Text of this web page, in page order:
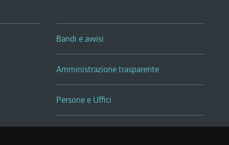
Bandi e avvisi
Amministrazione trasparente
Persone e Uffici
Sala Tiziano Tessitori